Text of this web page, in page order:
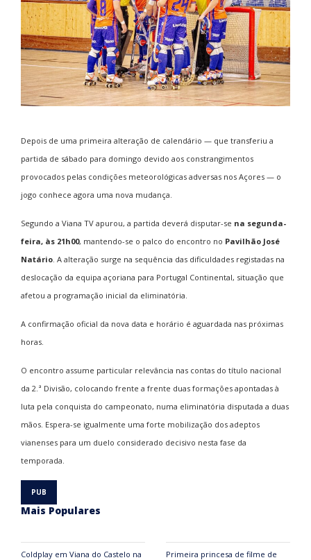
Depois de uma primeira alteração de calendário — que transferiu a
partida de sábado para domingo devido aos constrangimentos
provocados pelas condições meteorológicas adversas nos Açores — o
jogo conhece agora uma nova mudança.
Segundo a Viana TV apurou, a partida deverá disputar-se na segunda-
feira, às 21h00, mantendo-se o palco do encontro no Pavilhão José
Natário . A alteração surge na sequência das dificuldades registadas na
deslocação da equipa açoriana para Portugal Continental, situação que
afetou a programação inicial da eliminatória.
A confirmação oficial da nova data e horário é aguardada nas próximas
horas.
O encontro assume particular relevância nas contas do título nacional
da 2.ª Divisão, colocando frente a frente duas formações apontadas à
luta pela conquista do campeonato, numa eliminatória disputada a duas
mãos. Espera-se igualmente uma forte mobilização dos adeptos
vianenses para um duelo considerado decisivo nesta fase da
temporada.
Mais Populares
Coldplay em Viana do Castelo na
Primeira princesa de filme de